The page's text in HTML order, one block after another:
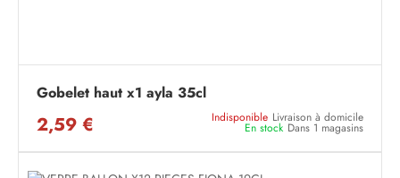
Gobelet haut x1 ayla 35cl
2,59 € Indisponible Livraison à domicile
En stock Dans 1 magasins